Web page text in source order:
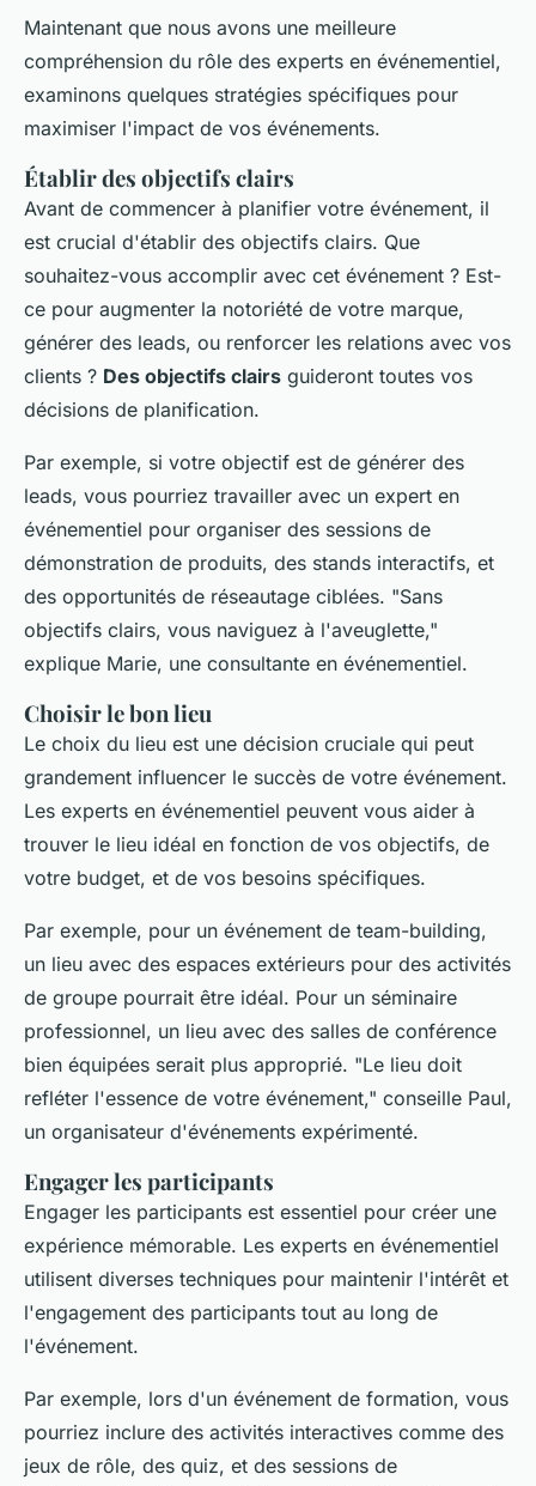
Maintenant que nous avons une meilleure
compréhension du rôle des experts en événementiel,
examinons quelques stratégies spécifiques pour
maximiser l'impact de vos événements.
Établir des objectifs clairs
Avant de commencer à planifier votre événement, il
est crucial d'établir des objectifs clairs. Que
souhaitez-vous accomplir avec cet événement ? Est-
ce pour augmenter la notoriété de votre marque,
générer des leads, ou renforcer les relations avec vos
clients ? Des objectifs clairs guideront toutes vos
décisions de planification.
Par exemple, si votre objectif est de générer des
leads, vous pourriez travailler avec un expert en
événementiel pour organiser des sessions de
démonstration de produits, des stands interactifs, et
des opportunités de réseautage ciblées. "Sans
objectifs clairs, vous naviguez à l'aveuglette,"
explique Marie, une consultante en événementiel.
Choisir le bon lieu
Le choix du lieu est une décision cruciale qui peut
grandement influencer le succès de votre événement.
Les experts en événementiel peuvent vous aider à
trouver le lieu idéal en fonction de vos objectifs, de
votre budget, et de vos besoins spécifiques.
Par exemple, pour un événement de team-building,
un lieu avec des espaces extérieurs pour des activités
de groupe pourrait être idéal. Pour un séminaire
professionnel, un lieu avec des salles de conférence
bien équipées serait plus approprié. "Le lieu doit
refléter l'essence de votre événement," conseille Paul,
un organisateur d'événements expérimenté.
Engager les participants
Engager les participants est essentiel pour créer une
expérience mémorable. Les experts en événementiel
utilisent diverses techniques pour maintenir l'intérêt et
l'engagement des participants tout au long de
l'événement.
Par exemple, lors d'un événement de formation, vous
pourriez inclure des activités interactives comme des
jeux de rôle, des quiz, et des sessions de